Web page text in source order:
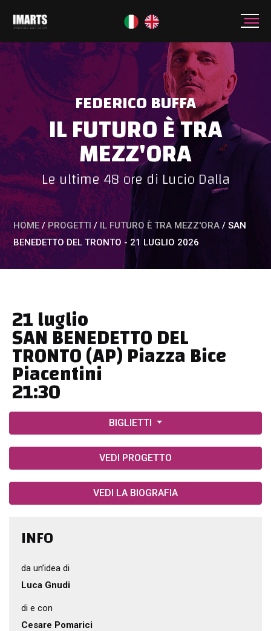
FEDERICO BUFFA
IL FUTURO È TRA
MEZZ'ORA
Le ultime 48 ore di Lucio Dalla
HOME / PROGETTI / IL FUTURO È TRA MEZZ'ORA / SAN
BENEDETTO DEL TRONTO - 21 LUGLIO 2026
21 luglio
SAN BENEDETTO DEL
TRONTO (AP) Piazza Bice
Piacentini
21:30
BIGLIETTI
VEDI PROGETTO
VEDI LA BIOGRAFIA
INFO
da un’idea di
Luca Gnudi
di e con
Cesare Pomarici